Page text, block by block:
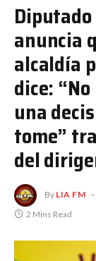
anuncia
alcaldía
dice:
una
tome”
del
By LIA FM
2 Mins Read